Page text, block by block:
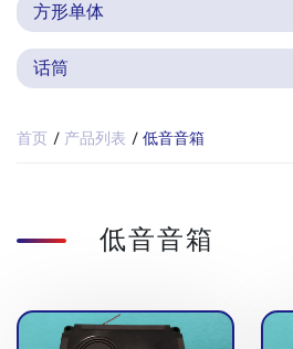
方形单体
话筒
首页 产品列表 低音音箱
低音音箱